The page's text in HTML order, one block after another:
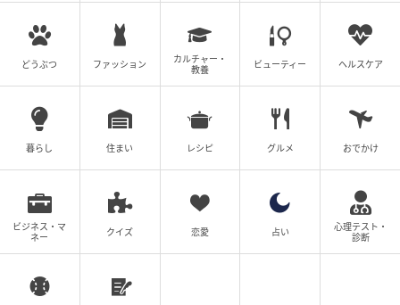
どうぶつ ファッション
カルチャー・
教養
ビューティー ヘルスケア
暮らし 住まい レシピ グルメ おでかけ
ビジネス・マ
ネー
クイズ 恋愛 占い
心理テスト・
診断